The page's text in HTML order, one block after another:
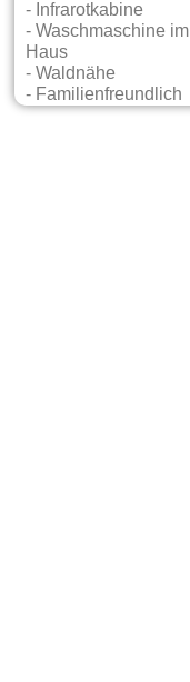
- Infrarotkabine
- Waschmaschine im
Haus
- Waldnähe
- Familienfreundlich